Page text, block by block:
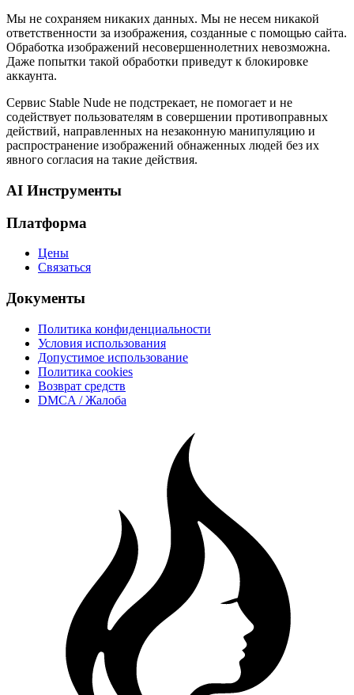
Мы не сохраняем никаких данных. Мы не несем никакой
ответственности за изображения, созданные с помощью сайта.
Обработка изображений несовершеннолетних невозможна.
Даже попытки такой обработки приведут к блокировке
аккаунта.
Сервис Stable Nude не подстрекает, не помогает и не
содействует пользователям в совершении противоправных
действий, направленных на незаконную манипуляцию и
распространение изображений обнаженных людей без их
явного согласия на такие действия.
AI Инструменты
Платформа
Цены
Связаться
Документы
Политика конфиденциальности
Условия использования
Допустимое использование
Политика cookies
Возврат средств
DMCA / Жалоба